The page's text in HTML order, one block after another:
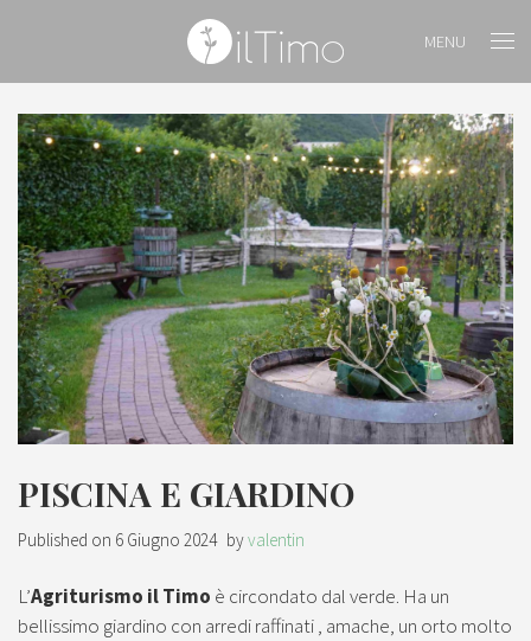
MENU
PISCINA E GIARDINO
Published on 6 Giugno 2024 byvalentin
L’Agriturismo il Timo è circondato dal verde. Ha un
bellissimo giardino con arredi raffinati , amache, un orto molto